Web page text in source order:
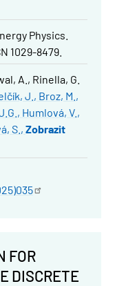
Physics.
1029-8479.
A.
Rinella, G.
J.
Broz, M.
Humlová, V.
S. Zobrazit
FOR
DISCRETE